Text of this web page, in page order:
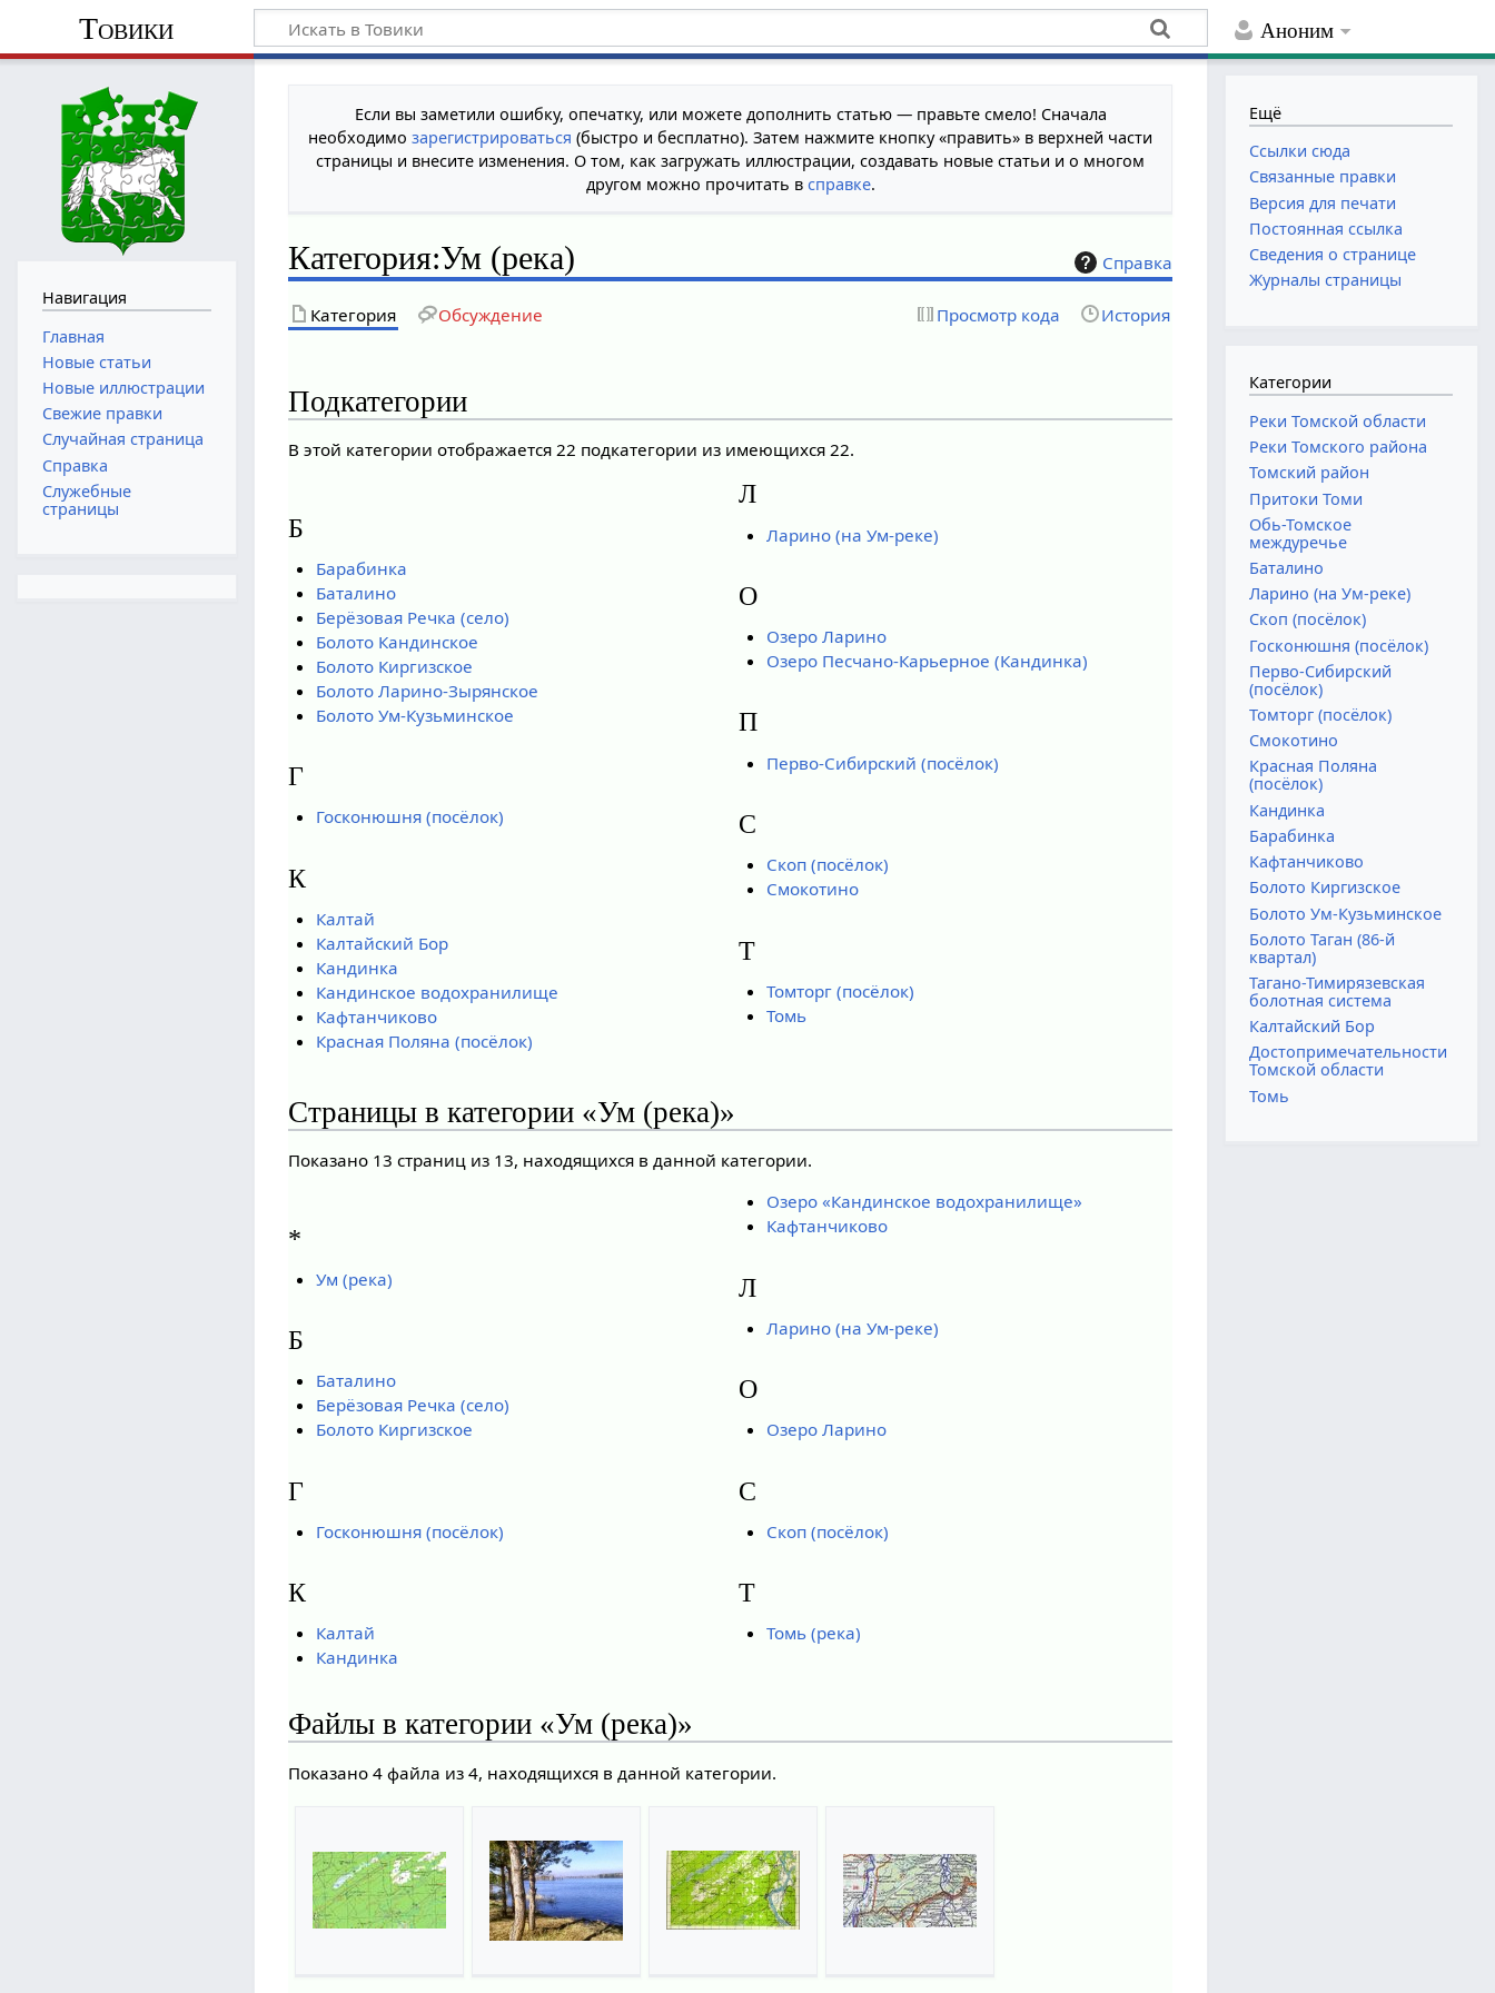
Аноним
Товики
Если вы заметили ошибку, опечатку, или можете дополнить статью — правьте смело! Сначала
необходимозарегистрироваться (быстро и бесплатно). Затем нажмите кнопку «править» в верхней части
страницы и внесите изменения. О том, как загружать иллюстрации, создавать новые статьи и о многом
другом можно прочитать в справке.
Справка
Категория:Ум (река)
Категория Обсуждение Просмотр кода История
Подкатегории
В этой категории отображается 22 подкатегории из имеющихся 22.
Б
Барабинка
Баталино
Берёзовая Речка (село)
Болото Кандинское
Болото Киргизское
Болото Ларино-Зырянское
Болото Ум-Кузьминское
Г
Госконюшня (посёлок)
К
Калтай
Калтайский Бор
Кандинка
Кандинское водохранилище
Кафтанчиково
Красная Поляна (посёлок)
Л
Ларино (на Ум-реке)
О
Озеро Ларино
Озеро Песчано-Карьерное (Кандинка)
П
Перво-Сибирский (посёлок)
С
Скоп (посёлок)
Смокотино
Т
Томторг (посёлок)
Томь
Страницы в категории «Ум (река)»
Показано 13 страниц из 13, находящихся в данной категории.
*
Ум (река)
Б
Баталино
Берёзовая Речка (село)
Болото Киргизское
Г
Госконюшня (посёлок)
К
Калтай
Кандинка
Озеро «Кандинское водохранилище»
Кафтанчиково
Л
Ларино (на Ум-реке)
О
Озеро Ларино
С
Скоп (посёлок)
Т
Томь (река)
Файлы в категории «Ум (река)»
Показано 4 файла из 4, находящихся в данной категории.
Навигация
Главная
Новые статьи
Новые иллюстрации
Свежие правки
Случайная страница
Справка
Служебные
страницы
Ещё
Ссылки сюда
Связанные правки
Версия для печати
Постоянная ссылка
Сведения о странице
Журналы страницы
Категории
Реки Томской области
Реки Томского района
Томский район
Притоки Томи
Обь-Томское
междуречье
Баталино
Ларино (на Ум-реке)
Скоп (посёлок)
Госконюшня (посёлок)
Перво-Сибирский
(посёлок)
Томторг (посёлок)
Смокотино
Красная Поляна
(посёлок)
Кандинка
Барабинка
Кафтанчиково
Болото Киргизское
Болото Ум-Кузьминское
Болото Таган (86-й
квартал)
Тагано-Тимирязевская
болотная система
Калтайский Бор
Достопримечательности
Томской области
Томь